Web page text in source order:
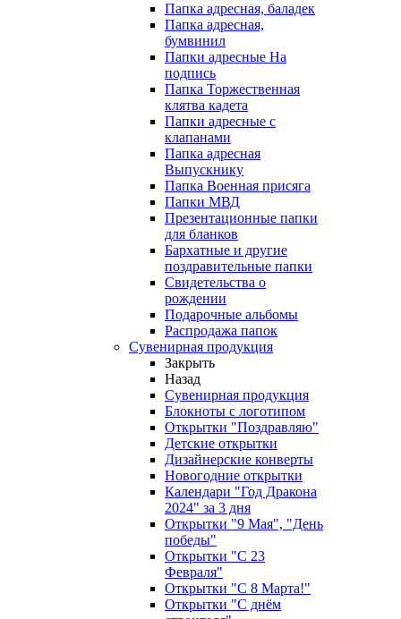
Папка адресная, баладек
Папка адресная,
бумвинил
Папки адресные На
подпись
Папка Торжественная
клятва кадета
Папки адресные с
клапанами
Папка адресная
Выпускнику
Папка Военная присяга
Папки МВД
Презентационные папки
для бланков
Бархатные и другие
поздравительные папки
Свидетельства о
рождении
Подарочные альбомы
Распродажа папок
Сувенирная продукция
Закрыть
Назад
Сувенирная продукция
Блокноты с логотипом
Открытки "Поздравляю"
Детские открытки
Дизайнерские конверты
Новогодние открытки
Календари "Год Дракона
2024" за 3 дня
Открытки "9 Мая", "День
победы"
Открытки "С 23
Февраля"
Открытки "С 8 Марта!"
Открытки "С днём